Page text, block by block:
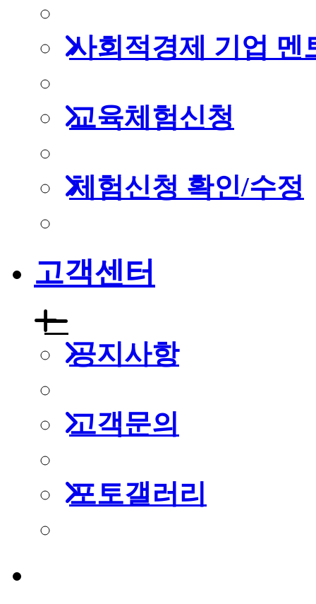
사회적경제 기업 멘
교육체험신청
체험신청 확인/수정
고객센터
공지사항
고객문의
포토갤러리